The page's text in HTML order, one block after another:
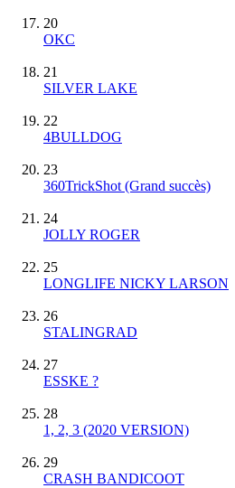
20
OKC
21
SILVER LAKE
22
4BULLDOG
23
360TrickShot (Grand succès)
24
JOLLY ROGER
25
LONGLIFE NICKY LARSON
26
STALINGRAD
27
ESSKE ?
28
1, 2, 3 (2020 VERSION)
29
CRASH BANDICOOT